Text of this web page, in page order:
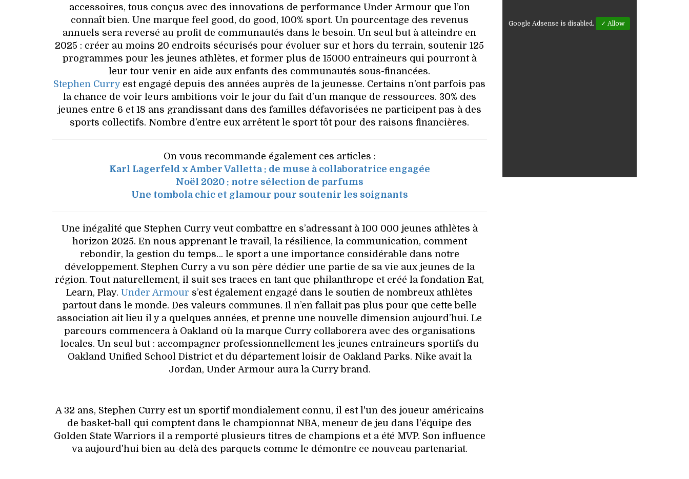
accessoires, tous conçus avec des innovations de performance Under Armour que l’on
connaît bien. Une marque feel good, do good, 100% sport. Un pourcentage des revenus
annuels sera reversé au profit de communautés dans le besoin. Un seul but à atteindre en
2025 : créer au moins 20 endroits sécurisés pour évoluer sur et hors du terrain, soutenir 125
programmes pour les jeunes athlètes, et former plus de 15000 entraineurs qui pourront à
leur tour venir en aide aux enfants des communautés sous-financées.
Stephen Curryest engagé depuis des années auprès de la jeunesse. Certains n’ont parfois pas
la chance de voir leurs ambitions voir le jour du fait d’un manque de ressources. 30% des
jeunes entre 6 et 18 ans grandissant dans des familles défavorisées ne participent pas à des
sports collectifs. Nombre d’entre eux arrêtent le sport tôt pour des raisons financières.
On vous recommande également ces articles :
Karl Lagerfeld x Amber Valletta : de muse à collaboratrice engagée
Noël 2020 : notre sélection de parfums
Une tombola chic et glamour pour soutenir les soignants
Une inégalité que Stephen Curry veut combattre en s’adressant à 100 000 jeunes athlètes à
horizon 2025. En nous apprenant le travail, la résilience, la communication, comment
rebondir, la gestion du temps… le sport a une importance considérable dans notre
développement. Stephen Curry a vu son père dédier une partie de sa vie aux jeunes de la
région. Tout naturellement, il suit ses traces en tant que philanthrope et créé la fondation Eat,
Learn, Play.Under Armour s’est également engagé dans le soutien de nombreux athlètes
partout dans le monde. Des valeurs communes. Il n’en fallait pas plus pour que cette belle
association ait lieu il y a quelques années, et prenne une nouvelle dimension aujourd’hui. Le
parcours commencera à Oakland où la marque Curry collaborera avec des organisations
locales. Un seul but : accompagner professionnellement les jeunes entraineurs sportifs du
Oakland Unified School District et du département loisir de Oakland Parks. Nike avait la
Jordan, Under Armour aura la Curry brand.
A 32 ans, Stephen Curry est un sportif mondialement connu, il est l'un des joueur américains
de basket-ball qui comptent dans le championnat NBA, meneur de jeu dans l'équipe des
Golden State Warriors il a remporté plusieurs titres de champions et a été MVP. Son influence
va aujourd'hui bien au-delà des parquets comme le démontre ce nouveau partenariat.
Google Adsense is disabled. ✓ Allow